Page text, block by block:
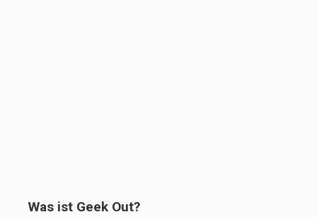
Was ist Geek Out?